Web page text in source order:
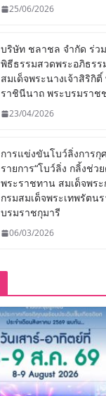
25/06/2026
บริษัท ชลาชล จำกัด ร่ว
พิธีธรรมสวดพระอภิธร
สมเด็จพระนางเจ้าสิริกิ
ราชินีนาถ พระบรมรา
23/04/2026
การแข่งขันโบว์ลิ่งการกุ
รายการ“โบว์ลิ่ง กลิ้งช่ว
พระราชทาน สมเด็จพร
กรมสมเด็จพระเทพรัตน
บรมราชกุมารี
06/03/2026